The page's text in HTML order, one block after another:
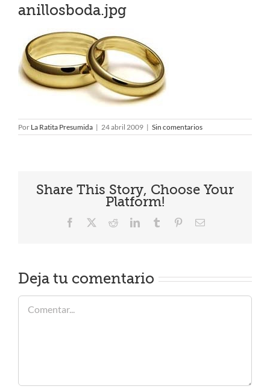
anillosboda.jpg
Por La Ratita Presumida | 24 abril 2009 | Sin comentarios
Share This Story, Choose Your
Platform!
Facebook RedditLinkedInTumblr PinterestCorreo
Deja tu comentario
Comentar